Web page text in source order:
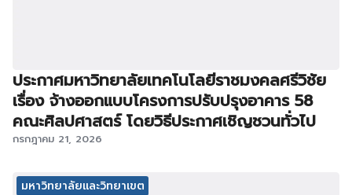
ประกาศมหาวิทยาลัยเทคโนโลยีราชมงคลศรีวิชัย
เรื่อง จ้างออกแบบโครงการปรับปรุงอาคาร 58
คณะศิลปศาสตร์ โดยวิธีประกาศเชิญชวนทั่วไป
กรกฎาคม 21, 2026
มหาวิทยาลัยและวิทยาเขต